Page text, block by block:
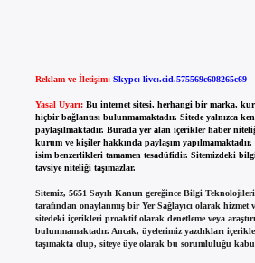
Reklam ve İletişim: Skype: live:.cid.575569c608265c69
Yasal Uyarı: Bu internet sitesi, herhangi bir marka,
hiçbir bağlantısı bulunmamaktadır. Sitede yalnızca
paylaşılmaktadır. Burada yer alan içerikler haber
kurum ve kişiler hakkında paylaşım
isim benzerlikleri tamamen tesadüfidir. Sitemizdeki
tavsiye niteliği taşımazlar.
Sitemiz, 5651 Sayılı Kanun gereğince Bilgi
tarafından onaylanmış bir Yer Sağlayıcı olarak hizmet
sitedeki içerikleri proaktif olarak denetleme veya
bulunmamaktadır. Ancak, üyelerimiz yazdıkları
taşımakta olup, siteye üye olarak bu sorumluluğu